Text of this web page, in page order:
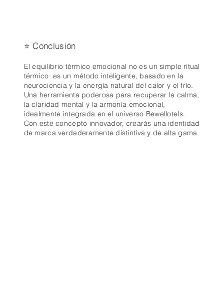
⭐ Conclusión
El equilibrio térmico emocional no es un simple ritual
térmico: es un método inteligente, basado en la
neurociencia y la energía natural del calor y el frío.
Una herramienta poderosa para recuperar la calma,
la claridad mental y la armonía emocional,
idealmente integrada en el universo Bewellotels.
Con este concepto innovador, crearás una identidad
de marca verdaderamente distintiva y de alta gama.